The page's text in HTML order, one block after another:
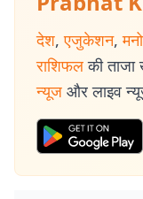
देश, एजुकेशन,
राशिफल की ताजा
न्यूज और लाइव